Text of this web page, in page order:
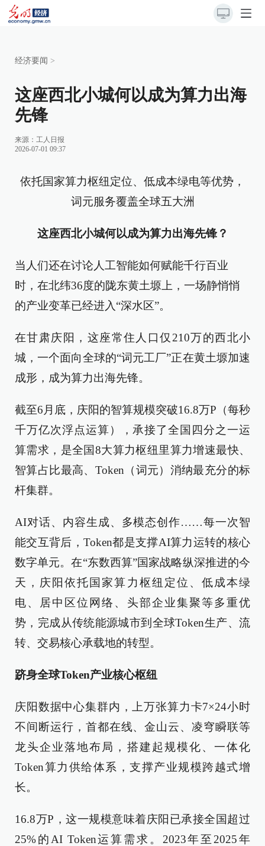
经济要闻 >
这座西北小城何以成为算力出海
先锋
来源： 工人日报
2026-07-01 09:37
依托国家算力枢纽定位、低成本绿电等优势，
词元服务覆盖全球五大洲
这座西北小城何以成为算力出海先锋？
当人们还在讨论人工智能如何赋能千行百业
时，在北纬36度的陇东黄土塬上，一场静悄悄
的产业变革已经进入“深水区”。
在甘肃庆阳，这座常住人口仅210万的西北小
城，一个面向全球的“词元工厂”正在黄土塬加速
成形，成为算力出海先锋。
截至6月底，庆阳的智算规模突破16.8万P（每秒
千万亿次浮点运算），承接了全国四分之一运
算需求，是全国8大算力枢纽里算力增速最快、
智算占比最高、Token（词元）消纳最充分的标
杆集群。
AI对话、内容生成、多模态创作……每一次智
能交互背后，Token都是支撑AI算力运转的核心
数字单元。在“东数西算”国家战略纵深推进的今
天，庆阳依托国家算力枢纽定位、低成本绿
电、居中区位网络、头部企业集聚等多重优
势，完成从传统能源城市到全球Token生产、流
转、交易核心承载地的转型。
跻身全球Token产业核心枢纽
庆阳数据中心集群内，上万张算力卡7×24小时
不间断运行，首都在线、金山云、凌穹瞬联等
龙头企业落地布局，搭建起规模化、一体化
Token算力供给体系，支撑产业规模跨越式增
长。
16.8万P，这一规模意味着庆阳已承接全国超过
25%的AI Token运算需求。2023年至2025年